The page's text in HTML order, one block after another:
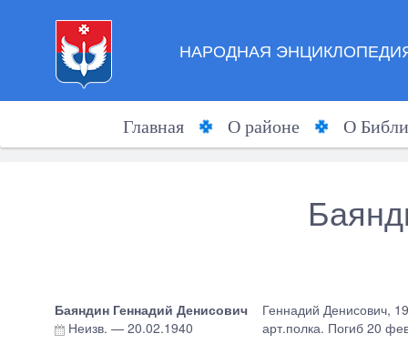
НАРОДНАЯ
Главная О районе О
Баяндин Геннадий Денисович
Неизв. — 20.02.1940
Геннадий Денисович,
арт.полка. Погиб 20